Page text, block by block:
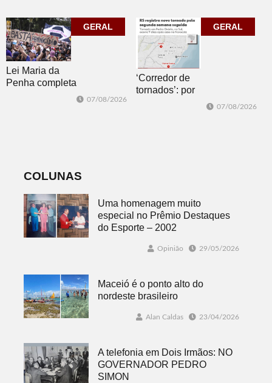
jogos
corpo que cai”
GERAL
Lei Maria da
Penha completa
07/08/2026
GERAL
‘Corredor de
tornados’: por
07/08/2026
COLUNAS
Uma homenagem muito
especial no Prêmio Destaques
do Esporte – 2002
Opinião 29/05/2026
Maceió é o ponto alto do
nordeste brasileiro
Alan Caldas 23/04/2026
A telefonia em Dois Irmãos: NO
GOVERNADOR PEDRO
SIMON